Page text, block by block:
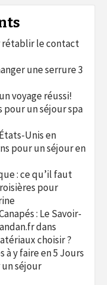
rétablir le contact
une serrure 3
voyage réussi!
un séjour spa
Unis en
pour un séjour en
: ce qu’il faut
pour
: Le Savoir-
dans
choisir ?
à y faire en 5 Jours
séjour